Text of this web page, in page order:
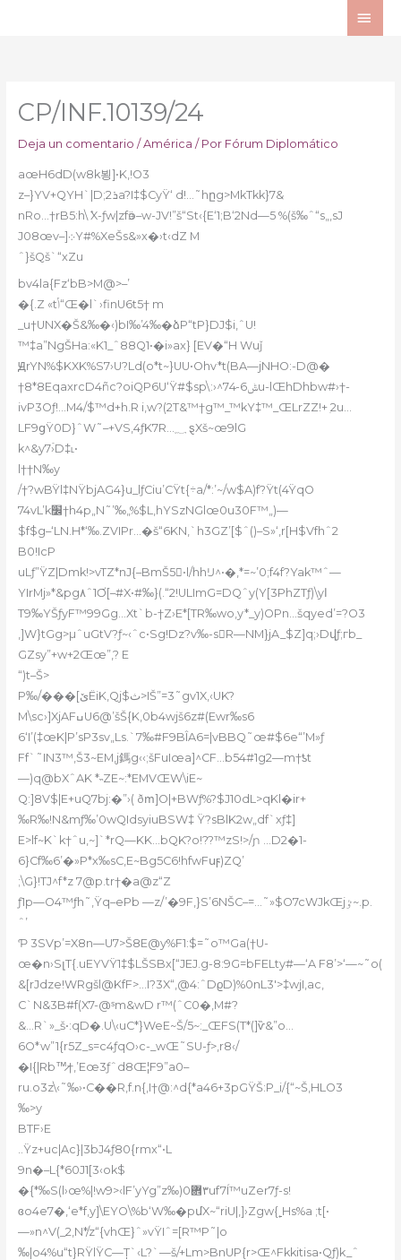
CP/INF.10139/24
Deja un comentario / América / Por Fórum Diplomático
aœH6dD(w8k뵝]•K‚!O3
z–}YV+QYH`|D;ܪ2a?I‡$CyŸ‘ d!…˜hըg>MkTkk}7&
nRo…†rB5:h\ܶ X-ƒw|zfӭo–w-JV!”š“St‹{E‘1;B‘2Nd—5 %(š‰ˆ“s„,sJ
J08œv–]܀Y#%XeŠs&»x�›t‹dZ M
ˆ}šQš`“xZu
bv4la{Fz‘bB>M@>–’
�{.Z «tݳ“Œ�l`›finU6t5† m
_u†UNX�Š&‰�‹)bI‰’4‰�ձP“tP}DJ$i‚ˆU!
™‡a”NgŠHa:«K1_ˆ88Q1•�i»ax} [EV�“H Wuǰ
ԬrYN%$KXK%S7›U?Ld(o*t~}UU•Ohv*t(BA—jNHO:-D@�
†8*8EqaxrcD4ñc?oiQP6U‘Ÿ#$sp\:›^ݰ6-74u-lŒhDhbw#›†-
ivP3Oƒ!…M4/$™d+h.R i‚w?(2T&™†g™_™kY‡™_ŒLrZZ!+ ִ2u…
LF9ցŸ0D}ˆW˜–+VS,4ƒK7R…؁ ȿXš~œ9lG
k^&y7ۡ›D‡˪•
l††N‰y
/†?wBŸl‡NŸbjAG4}u_lƒCiu’CŸt{÷a/*:’~/w$A)f?Ÿt(4ŸqO
74vL’k׼†h4p„N˜’‰„%$L,hYSzNGlœ0u30F™„)—
$f$g–‘LN.H*‘‰.ZVIPr…�š“6KN‚`h3GZ’[$ˆ()–S»‘‚r[H$Vfhˆ2
B0!IcP
uLƒ”ŸZ|Dmk!>vTZ*nJ{–BmŠ5•l/hhĲ^•�,*=~’0;f4f?Yak™ˆ—
YIrMj»*&pg٨ˆ1Ơ[–#X•#‰}(.“2!ULImG=DQˆy(Y[3PhZTƒ)\yا
T9‰YŠƒyF™99Gg…Xt`b-†Z›E*[TR‰wo,y*_y)OPn…šqyed’=?O3
,]W}tGg>µˆuGtV?ƒ~‹ˆc•Sg!Dz?v‰-sR—NM}jA_ $Z]q;›Dվƒ;гb_
GZsy”+w+2Œœ”,? E
“)t–Š>
P‰/���[ێЁiK,Qj$ث>IŠ”=3˜gv1X,‹UK?
M\sc›]XjAFߎU6@’šŠ{K,0b4wjš6z#(Ewr‰s6
6‘I’(‡œK|P’sP3sv„Ls.`7‰#F9BÎA6=|vBBQ˜œ#$6e“’M»ƒ
Ff`˜IN3™,Š3~EM,j鎷g‹‹;šFuIœa]^CF…b54#1g2—m†ƾt
—)q@bXˆAK *˵ZE~:*EMVŒW\iE~
Q:]8V$|E+uQ7bj:�”›( ðՠ]O|+BWƒ%?$J10dL>qKl�ir+
‰R‰!N&mƒ‰’0wQIdsyiuBSW‡ Ÿ?sBlK2w„df`xƒ‡]
E>lf~K`k†ˆu‚~]`*rQ—KK…bQK?o!??™zS!>/ɲ …D2�1-
6}Cf‰6’�»P*x‰sC,E~Bg5C6!hfwFսϝ)ZQ’
;\G}!TJ^f*z 7@p.tr†�a@z“Z
ƒ1p—O4™ƒh˜‚Ÿq–ePb —z/’�9F,}S’6NŠC–=…˜»$O7cWJkŒjٷ~.p.
ˆ’
Ƥ 3SVp’=X8n—U7>Š8E@y%F1:$=˜o™Ga(†U-
œ�n›SլT{.uEYVŸ1‡$LŠSBx[“JEJ.g-8:9G=bFELty#—‘A F8’>‘—~˜o(
&[rJdze!WRgšl@KfF>…I?3X“,@4:ˆDϱD)%0nL3′>‡wjI‚ac‚
C`N&3B#f(X7-@ˢm&wD r™(ˆC0�,M#?
&…R`»_š•:qD�.U\‹uC*}WeE~Š/5~:_ŒFS(T*(]ѷ&”o…
6O*w”1{r5Z_s=c4ƒqO›c-_wŒ˜SU-ƒ>,r8‹/
�I{|Rb™̷†‚’Eœ3ƒˆd8Œ¦F9”a0–
ru.o3z\‹˜‰›•C��R,f.n{‚I†@:^d{*a46+3pGŸŠ:P_i/{“~Š,HLO3
‰>y
BTF›E
..Ÿz+uc|Ac}|3bJ4ƒ80{rmx“•L
9n�–L{*60J1[3‹ok$
�{*‰S(l›œ%|!w9>‹lF’yYg”z‰)٣܎0uf7Í™uZer7ƒ-s!
ɞo4e7�,‘e*f,y]\EYO\%b‘W‰�pմX~“riU|,]›Zgw{˿Hs%a ;t[•
—»n^V(_2‚N*/z“{vhŒ}ˆ»vŸIˆ=[R™P˜|o
‰|o4%u“t}RŸlŸC—T̩`‹L?`—š/+Lm>BnUP{r>Œ^Fkkitisa•Qƒ)k_ˆ